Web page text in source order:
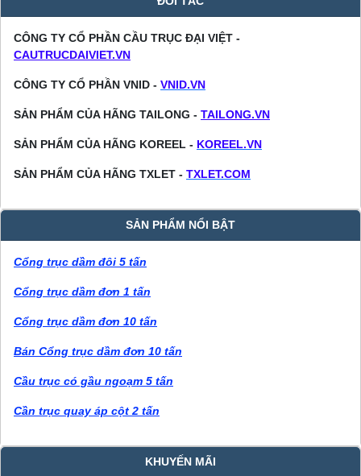
CÔNG TY CỔ PHẦN CẦU TRỤC ĐẠI VIỆT -
CAUTRUCDAIVIET.VN
CÔNG TY CỔ PHẦN VNID - VNID.VN
SẢN PHẨM CỦA HÃNG TAILONG - TAILONG.VN
SẢN PHẨM CỦA HÃNG KOREEL - KOREEL.VN
SẢN PHẨM CỦA HÃNG TXLET - TXLET.COM
SẢN PHẨM NỔI BẬT
Cổng trục dầm đôi 5 tấn
Cổng trục dầm đơn 1 tấn
Cổng trục dầm đơn 10 tấn
Bán Cổng trục dầm đơn 10 tấn
Cầu trục có gầu ngoạm 5 tấn
Cần trục quay áp cột 2 tấn
KHUYẾN MÃI